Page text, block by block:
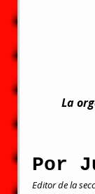
La
Por
Editor de la